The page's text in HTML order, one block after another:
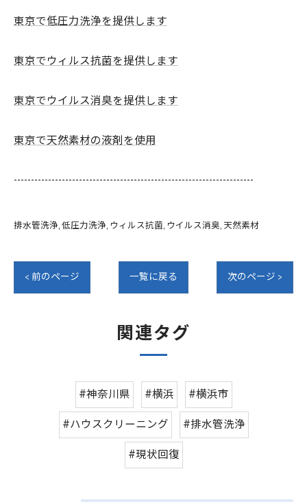
東京で低圧力洗浄を提供します
東京でウィルス抗菌を提供します
東京でウイルス消臭を提供します
東京で天然素材の液剤を使用
----------------------------------------------------------------------
排水管洗浄 低圧力洗浄 ウィルス抗菌 ウイルス消臭 天然素材
< 前のページ 一覧に戻る 次のページ >
関連タグ
#神奈川県 #横浜
#横浜市
#ハウスクリーニング
#排水管洗浄
#現状回復